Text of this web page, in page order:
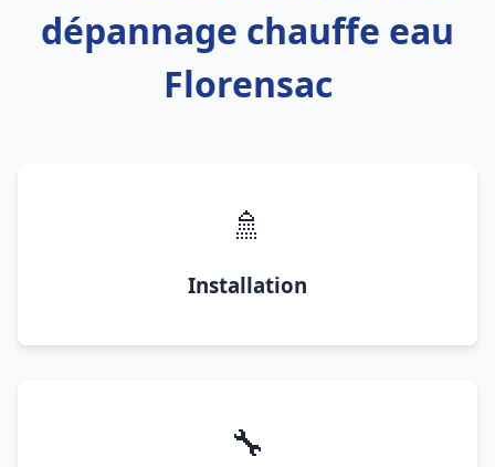
dépannage chauffe eau
Florensac
🚿
Installation
🔧